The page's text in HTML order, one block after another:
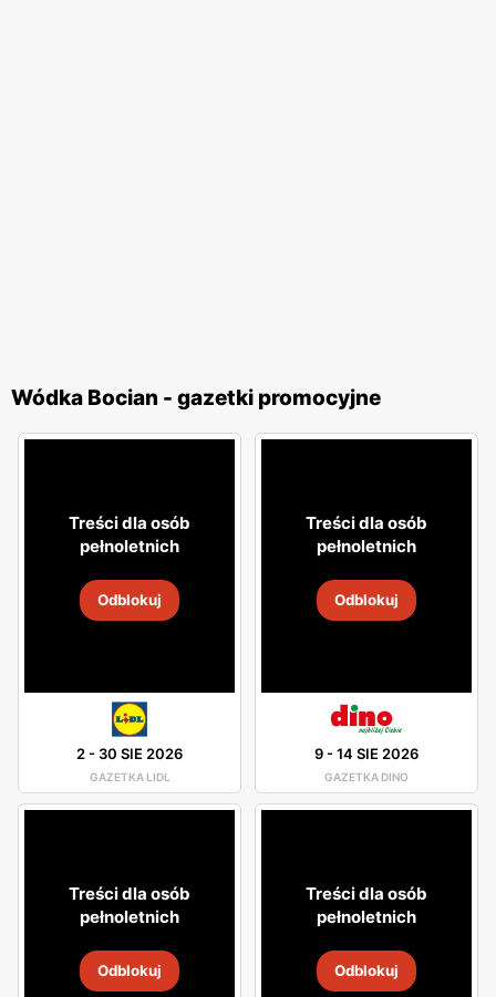
Wódka Bocian - gazetki promocyjne
Treści dla osób
pełnoletnich
Odblokuj
2- 30 SIE 2026
GAZETKA LIDL
Treści dla osób
pełnoletnich
Odblokuj
9-14 SIE 2026
GAZETKA DINO
Treści dla osób
pełnoletnich
Odblokuj
Treści dla osób
pełnoletnich
Odblokuj